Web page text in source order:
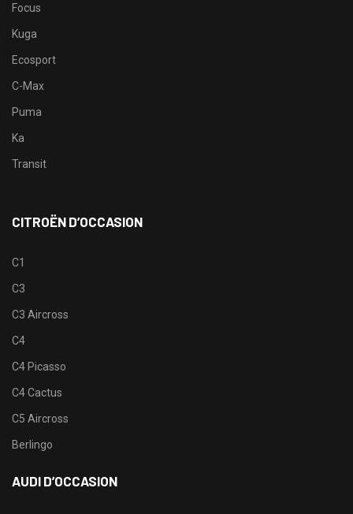
Focus
Kuga
Ecosport
C-Max
Puma
Ka
Transit
CITROËN D’OCCASION
C1
C3
C3 Aircross
C4
C4 Picasso
C4 Cactus
C5 Aircross
Berlingo
AUDI D’OCCASION